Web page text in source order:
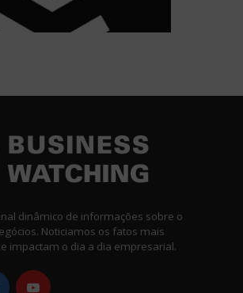
dinâmico de informações sobre o
Noticiamos os fatos mais
impactam o dia a dia empresarial.